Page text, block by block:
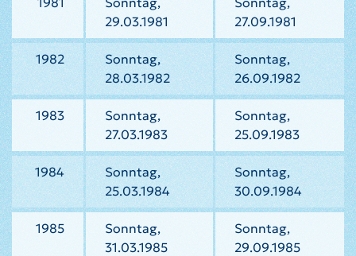
29.03.1981
27.09.1981
1982
Sonntag,
28.03.1982
Sonntag,
26.09.1982
1983
Sonntag,
27.03.1983
Sonntag,
25.09.1983
1984
Sonntag,
25.03.1984
Sonntag,
30.09.1984
1985
Sonntag,
31.03.1985
Sonntag,
29.09.1985